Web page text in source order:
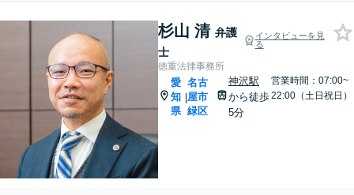
杉山 清 弁護
士
インタビューを見
る
徳重法律事務所
愛
知
県
|
名古
屋市
緑区
神沢駅
から徒歩
5分
営業時間：07:00~
22:00（土日祝日）